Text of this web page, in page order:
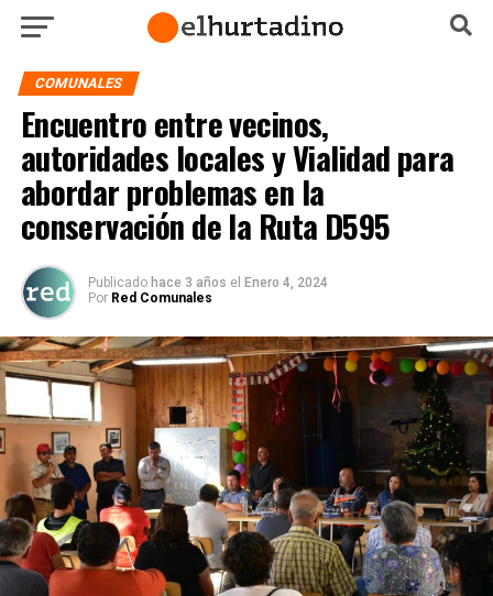
COMUNALES
Encuentro entre vecinos,
autoridades locales y Vialidad para
abordar problemas en la
conservación de la Ruta D595
Publicado hace 3 años el Enero 4, 2024
Por Red Comunales